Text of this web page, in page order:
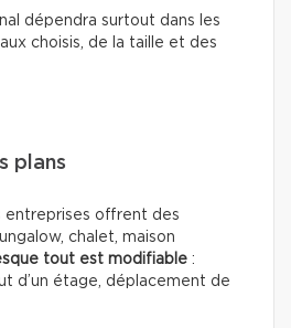
dépendra surtout dans les
choisis, de la taille et des
plans
entreprises offrent des
chalet, maison
tout est modifiable :
d’un étage, déplacement de